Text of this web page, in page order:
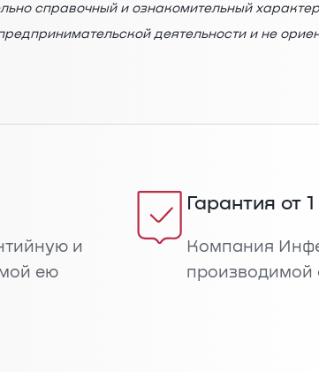
справочный и ознакомительный
деятельности и не
и
ею
Гарантия от
Компания
производимой